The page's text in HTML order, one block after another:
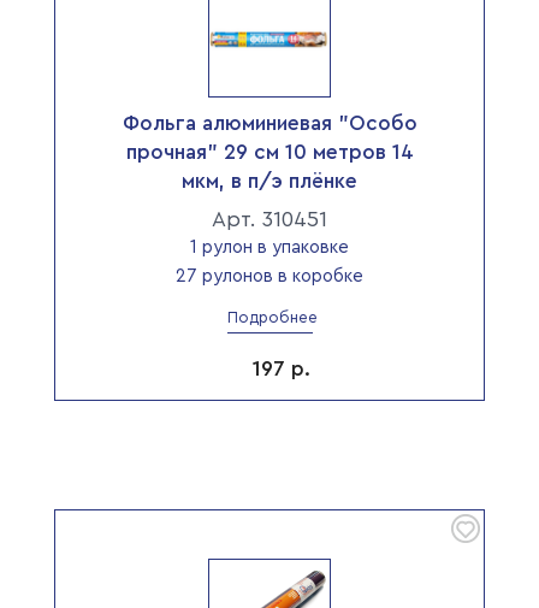
Фольга алюминиевая "Особо
прочная" 29 см 10 метров 14
мкм, в п/э плёнке
Арт. 310451
1 рулон в упаковке
27 рулонов в коробке
Подробнее
197 р.